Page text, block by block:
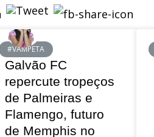
#VAMPETA
Galvão FC
repercute tropeços
de Palmeiras e
Flamengo, futuro
de Memphis no